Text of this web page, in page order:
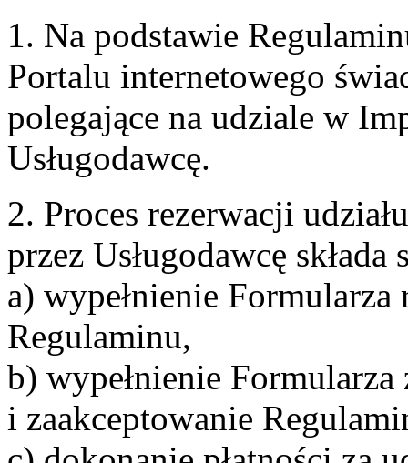
1. Na podstawie
Portalu internetowego
polegające na udziale w
Usługodawcę.
2. Proces rezerwacji
przez Usługodawcę
a) wypełnienie
Regulaminu,
b) wypełnienie Formularza
i zaakceptowanie